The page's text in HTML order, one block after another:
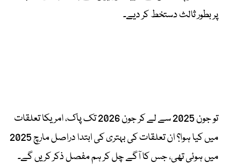
پر بطور ثالث دستخط کر دیے۔
تو جون 2025 سے لے کر جون 2026 تک پاک، امریکا تعلقات
میں کیا ہوا؟ ان تعلقات کی بہتری کی ابتدا دراصل مارچ 2025
میں ہوئی تھی، جس کا آگے چل کر ہم مفصل ذکر کریں گے۔